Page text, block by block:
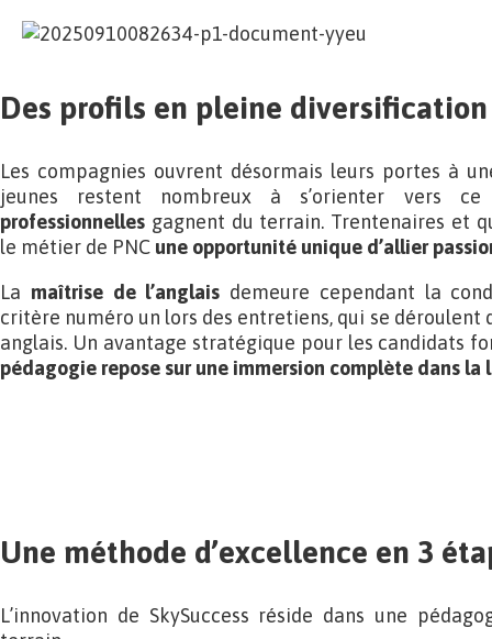
Des profils en pleine diversification
Les compagnies ouvrent désormais leurs portes à
jeunes restent nombreux à s’orienter vers
professionnelles gagnent du terrain. Trentenaires et
le métier de PNC une opportunité unique d’allier
La maîtrise de l’anglais demeure cependant la
critère numéro un lors des entretiens, qui se déroulent
anglais. Un avantage stratégique pour les candidats
pédagogie repose sur une immersion complète dans la
Une méthode d’excellence en 3
L’innovation de SkySuccess réside dans une